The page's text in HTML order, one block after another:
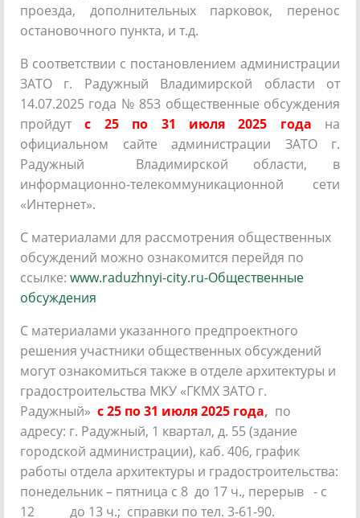
проезда, дополнительных парковок, перенос
остановочного пункта, и т.д.
В соответствии с постановлением администрации
ЗАТО г. Радужный Владимирской области от
14.07.2025 года № 853 общественные обсуждения
пройдутс 25 по 31 июля 2025 года на
официальном сайте администрации ЗАТО г.
Радужный Владимирской области, в
информационно-телекоммуникационной сети
«Интернет».
С материалами для рассмотрения общественных
обсуждений можно ознакомится перейдя по
ссылке: www.raduzhnyi-city.ru-Общественные
обсуждения
С материалами указанного предпроектного
решения участники общественных обсуждений
могут ознакомиться также в отделе архитектуры и
градостроительства МКУ «ГКМХ ЗАТО г.
Радужный» с 25 по 31 июля 2025 года, по
адресу: г. Радужный, 1 квартал, д. 55 (здание
городской администрации), каб. 406, график
работы отдела архитектуры и градостроительства:
понедельник – пятница с 8 до 17 ч., перерыв - с
12 до 13 ч.; справки по тел. 3-61-90.